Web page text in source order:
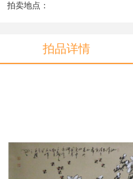
拍卖地点：
拍品详情